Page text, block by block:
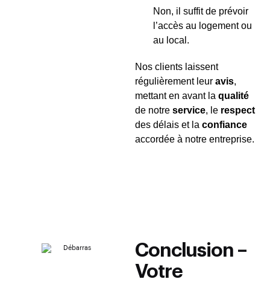
Non, il suffit de prévoir
l’accès au logement ou
au local.
Nos clients laissent
régulièrement leur avis,
mettant en avant la qualité
de notre service, le respect
des délais et la confiance
accordée à notre entreprise.
Conclusion –
Votre